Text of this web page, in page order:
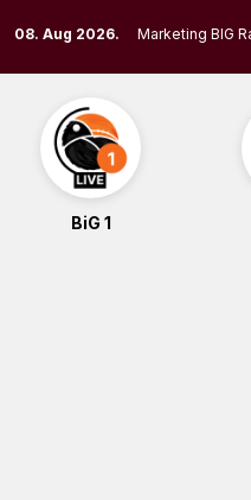
to
content
08. Aug 2026. Marketing BIG
BiG 1